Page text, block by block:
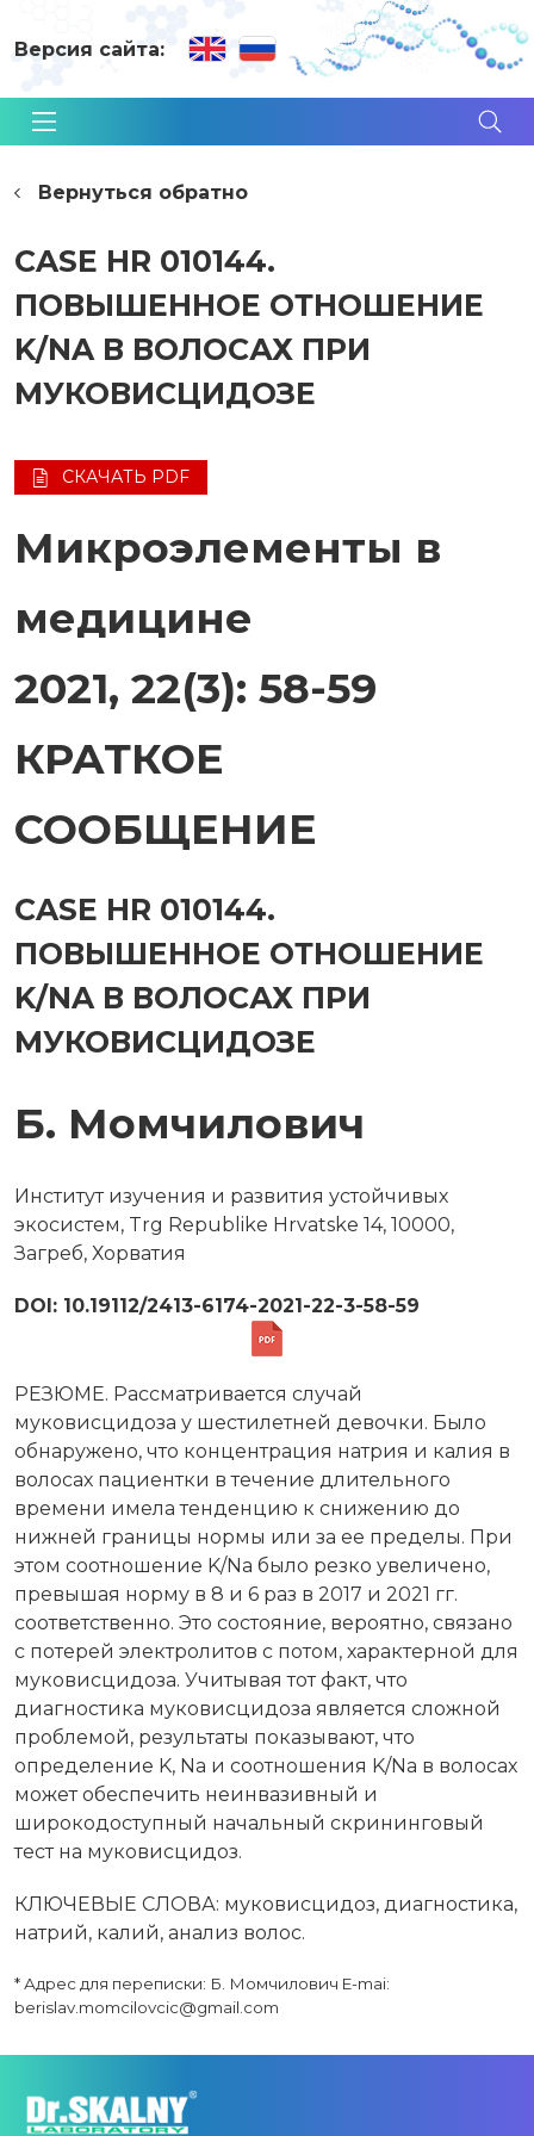
Версия сайта:
Вернуться обратно
CASE HR 010144.
ПОВЫШЕННОЕ ОТНОШЕНИЕ
K/NA В ВОЛОСАХ ПРИ
МУКОВИСЦИДОЗЕ
СКАЧАТЬ PDF
Микроэлементы в
медицине
2021, 22(3): 58-59
КРАТКОЕ
СООБЩЕНИЕ
CASE HR 010144.
ПОВЫШЕННОЕ ОТНОШЕНИЕ
K/NA В ВОЛОСАХ ПРИ
МУКОВИСЦИДОЗЕ
Б. Момчилович
Институт изучения и развития устойчивых
экосистем, Trg Republike Hrvatske 14, 10000,
Загреб, Хорватия
DOI: 10.19112/2413-6174-2021-22-3-58-59
РЕЗЮМЕ. Рассматривается случай
муковисцидоза у шестилетней девочки. Было
обнаружено, что концентрация натрия и калия в
волосах пациентки в течение длительного
времени имела тенденцию к снижению до
нижней границы нормы или за ее пределы. При
этом соотношение K/Na было резко увеличено,
превышая норму в 8 и 6 раз в 2017 и 2021 гг.
соответственно. Это состояние, вероятно, связано
с потерей электролитов с потом, характерной для
муковисцидоза. Учитывая тот факт, что
диагностика муковисцидоза является сложной
проблемой, результаты показывают, что
определение K, Na и соотношения K/Na в волосах
может обеспечить неинвазивный и
широкодоступный начальный скрининговый
тест на муковисцидоз.
КЛЮЧЕВЫЕ СЛОВА: муковисцидоз, диагностика,
натрий, калий, анализ волос.
* Адрес для переписки: Б. Момчилович E-mai:
berislav.momcilovcic@gmail.com